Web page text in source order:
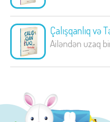
Çalışqanlıq və
Ailəndən uzaq